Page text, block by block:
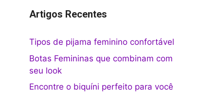
Artigos Recentes
Tipos de pijama feminino confortável
Botas Femininas que combinam com
seu look
Encontre o biquíni perfeito para você